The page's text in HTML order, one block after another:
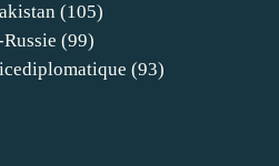
(105)
(99)
(93)